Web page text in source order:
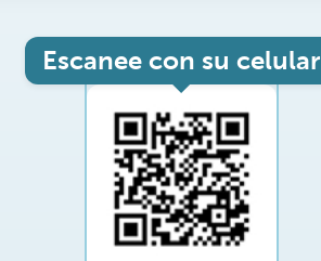
Escanee con su celular